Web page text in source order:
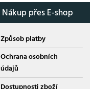
Nákup přes E-shop
Způsob platby
Ochrana osobních
údajů
Dostupnosti zboží